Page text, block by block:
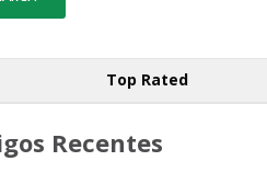
Top Rated
Recentes